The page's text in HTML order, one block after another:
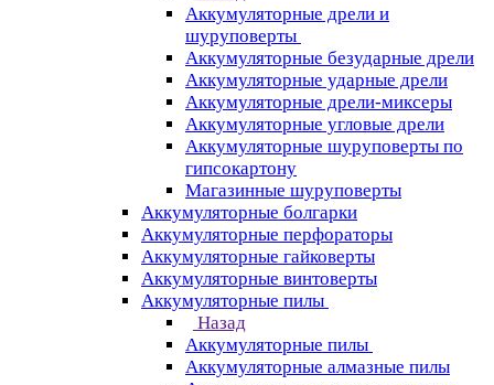
Аккумуляторные дрели и
шуруповерты
Аккумуляторные безударные дрели
Аккумуляторные ударные дрели
Аккумуляторные дрели-миксеры
Аккумуляторные угловые дрели
Аккумуляторные шуруповерты по
гипсокартону
Магазинные шуруповерты
Аккумуляторные болгарки
Аккумуляторные перфораторы
Аккумуляторные гайковерты
Аккумуляторные винтоверты
Аккумуляторные пилы
Назад
Аккумуляторные пилы
Аккумуляторные алмазные пилы